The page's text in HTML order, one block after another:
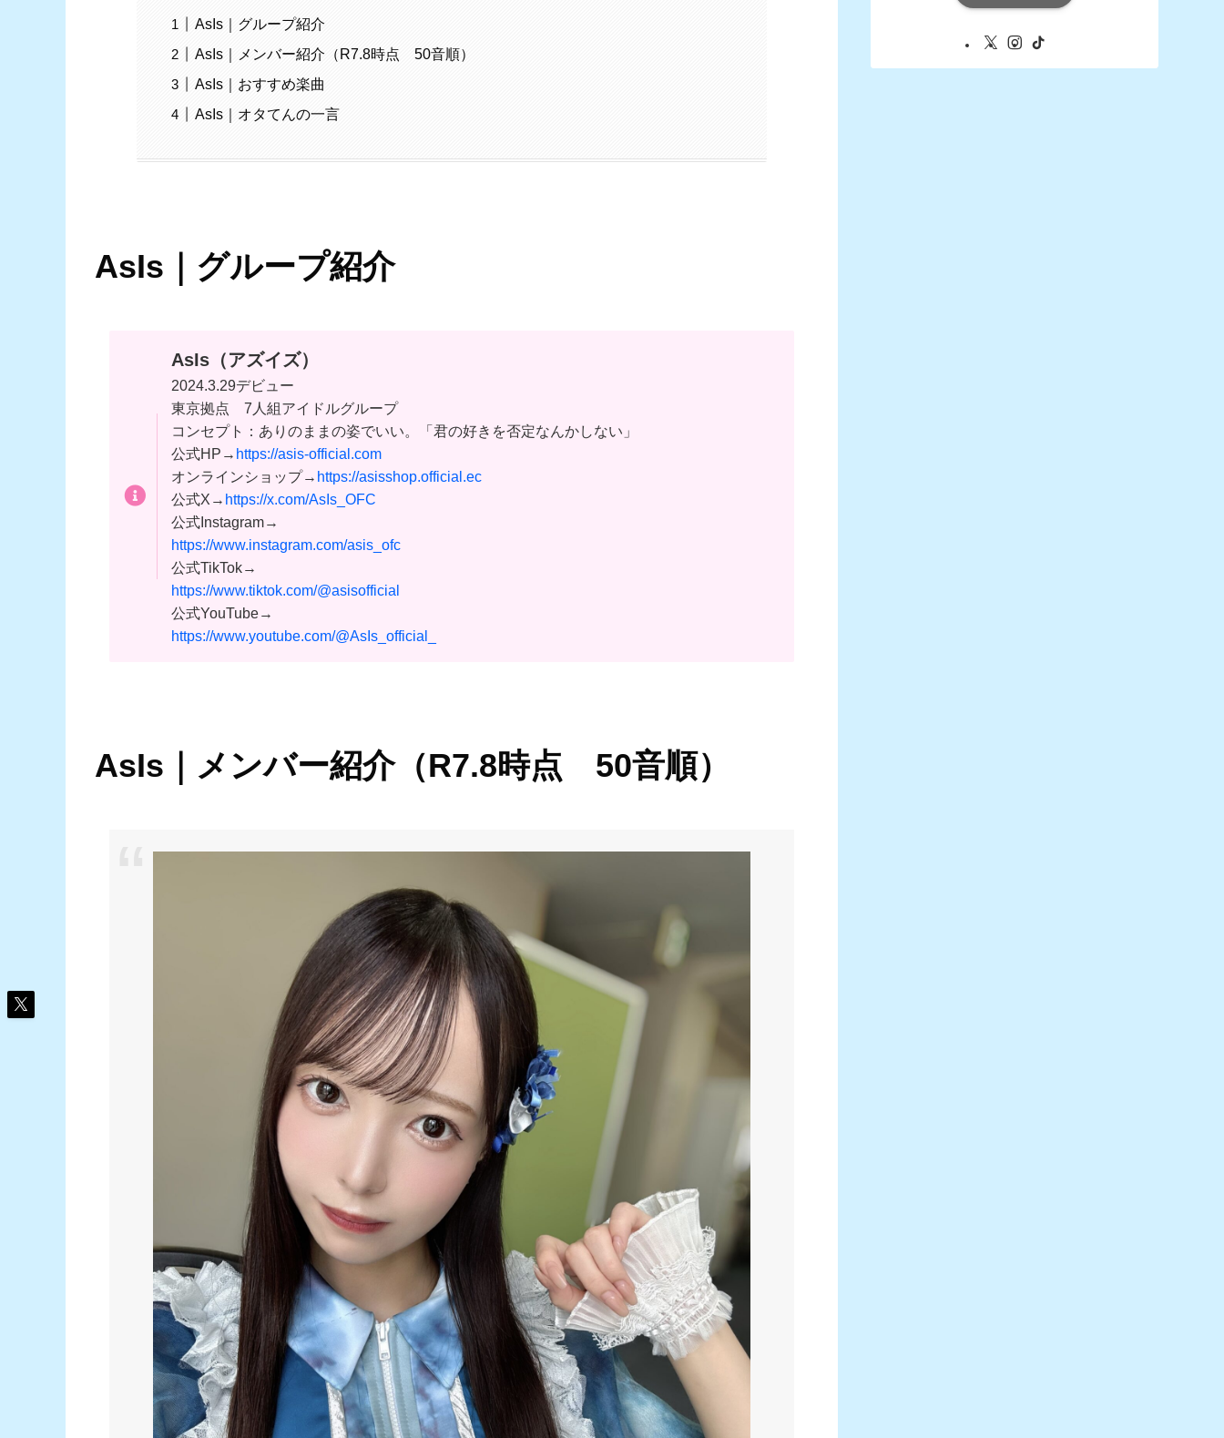
AsIs｜グループ紹介
AsIs｜メンバー紹介（R7.8時点 50音順）
AsIs｜おすすめ楽曲
AsIs｜オタてんの一言
AsIs｜グループ紹介
AsIs（アズイズ）
2024.3.29デビュー
東京拠点 7人組アイドルグループ
コンセプト：ありのままの姿でいい。「君の好きを否定なんかしない」
公式HP→ https://asis-official.com
オンラインショップ→ https://asisshop.official.ec
公式X→ https://x.com/AsIs_OFC
公式Instagram→
https://www.instagram.com/asis_ofc
公式TikTok→
https://www.tiktok.com/@asisofficial
公式YouTube→
https://www.youtube.com/@AsIs_official_
AsIs｜メンバー紹介（R7.8時点 50音順）